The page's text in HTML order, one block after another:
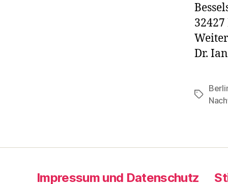
Dr.
Impressum und Datenschutz